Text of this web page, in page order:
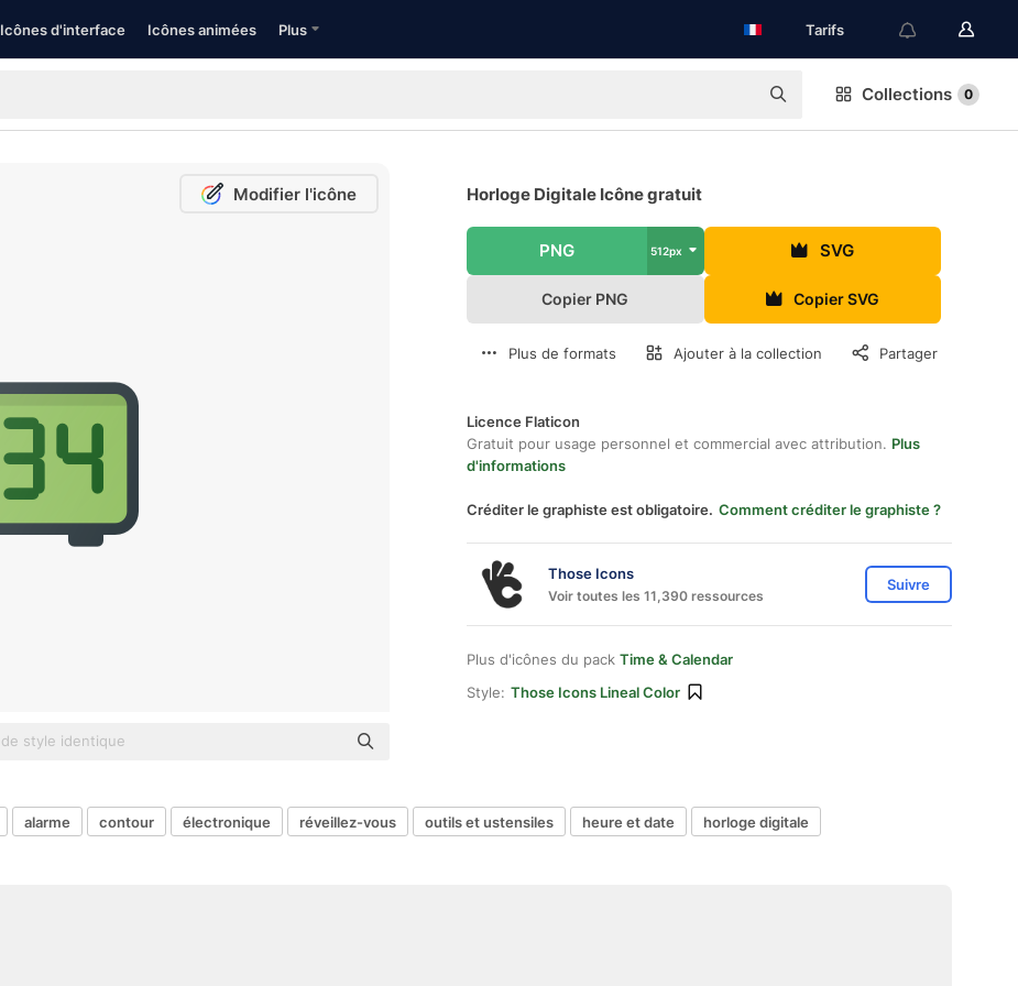
Icônes d'interface Icônes animées Plus Tarifs
Collections 0
Modifier l'icône Horloge Digitale Icône gratuit
PNG 512px SVG
Copier PNG Copier SVG
Plus de formats Ajouter à la collection Partager
Licence Flaticon
Gratuit pour usage personnel et commercial avec attribution. Plus
d'informations
Créditer le graphiste est obligatoire. Comment créditer le graphiste ?
Those Icons
Voir toutes les 11,390 ressources
Suivre
Plus d'icônes du pack Time & Calendar
Style: Those Icons Lineal Color
alarme contour électronique réveillez-vous outils et ustensiles heure et date horloge digitale